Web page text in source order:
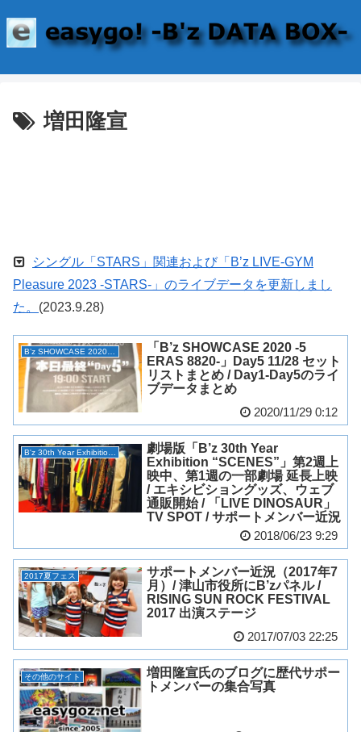
増田隆宣
シングル「STARS」関連および「B’z LIVE-GYM
Pleasure 2023 -STARS-」のライブデータを更新しまし
た。 (2023.9.28)
「B’z SHOWCASE 2020 -5
ERAS 8820-」Day5 11/28 セット
リストまとめ / Day1-Day5のライ
ブデータまとめ
2020/11/29 0:12
劇場版「B’z 30th Year
Exhibition “SCENES”」第2週上
映中、第1週の一部劇場 延長上映
/ エキシビショングッズ、ウェブ
通販開始 / 「LIVE DINOSAUR」
TV SPOT / サポートメンバー近況
2018/06/23 9:29
2017夏フェス
サポートメンバー近況（2017年7
月）/ 津山市役所にB’zパネル /
RISING SUN ROCK FESTIVAL
2017 出演ステージ
2017/07/03 22:25
その他のサイト
増田隆宣氏のブログに歴代サポー
トメンバーの集合写真